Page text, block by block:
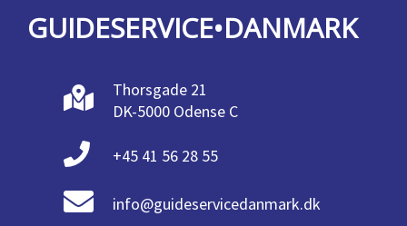
GUIDESERVICE•DANMARK
Thorsgade 21
DK-5000 Odense C
+45 41 56 28 55
info@guideservicedanmark.dk